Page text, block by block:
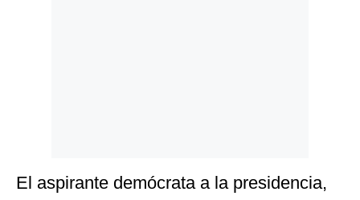
El aspirante demócrata a la presidencia,